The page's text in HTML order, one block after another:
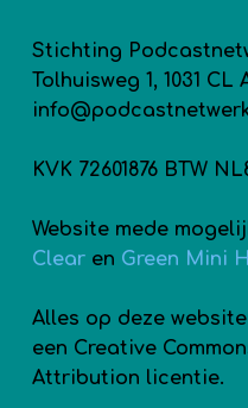
Stichting
Tolhuisweg 1, 1031 CL
KVK 72601876 BTW
Website mede
Clearen Green Mini
Alles op deze
een Creative
Attribution licentie.